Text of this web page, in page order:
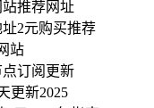
站推荐网址
址2元购买推荐
站
点订阅更新
更新2025